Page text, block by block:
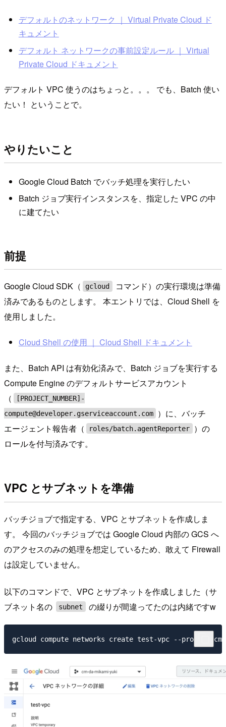
デフォルトのネットワーク ｜ Virtual Private Cloud ド
キュメント
デフォルト ネットワークの事前設定ルール ｜ Virtual
Private Cloud ドキュメント
デフォルト VPC 使うのはちょっと。。。 でも、Batch 使い
たい！ ということで。
やりたいこと
Google Cloud Batch でバッチ処理を実行したい
Batch ジョブ実行インスタンスを、指定した VPC の中
に建てたい
前提
Google Cloud SDK（ gcloud
コマンド）の実行環境は準備
済みであるものとします。 本エントリでは、Cloud Shell を
使用しました。
Cloud Shell の使用 ｜ Cloud Shell ドキュメント
また、Batch API は有効化済みで、Batch ジョブを実行する
Compute Engine のデフォルトサービスアカウント
（
[PROJECT_NUMBER]-
compute@developer.gserviceaccount.com
）に、バッチ
エージェント報告者（
roles/batch.agentReporter
）の
ロールを付与済みです。
VPC とサブネットを準備
バッチジョブで指定する、VPC とサブネットを作成しま
す。 今回のバッチジョブでは Google Cloud 内部の GCS へ
のアクセスのみの処理を想定しているため、敢えて Firewall
は設定していません。
以下のコマンドで、VPC とサブネットを作成しました（サ
ブネット名の
subnet の綴りが間違ってたのは内緒ですw